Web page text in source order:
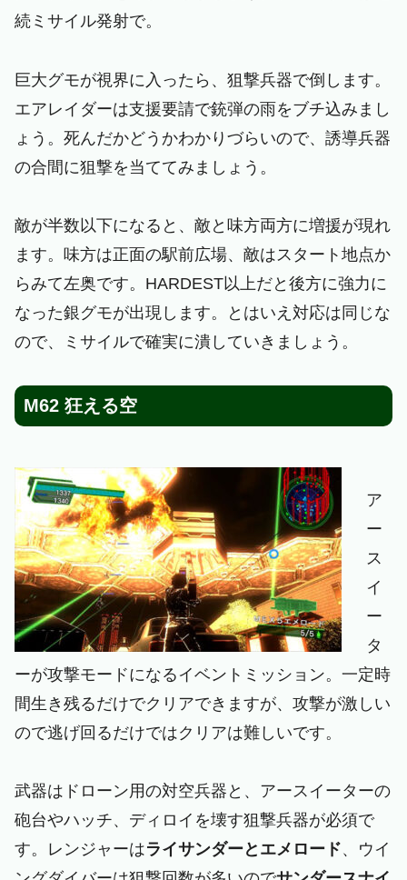
続ミサイル発射で。
巨大グモが視界に入ったら、狙撃兵器で倒します。
エアレイダーは支援要請で銃弾の雨をブチ込みまし
ょう。死んだかどうかわかりづらいので、誘導兵器
の合間に狙撃を当ててみましょう。
敵が半数以下になると、敵と味方両方に増援が現れ
ます。味方は正面の駅前広場、敵はスタート地点か
らみて左奥です。HARDEST以上だと後方に強力に
なった銀グモが出現します。とはいえ対応は同じな
ので、ミサイルで確実に潰していきましょう。
M62 狂える空
ア
ー
ス
イ
ー
タ
ーが攻撃モードになるイベントミッション。一定時
間生き残るだけでクリアできますが、攻撃が激しい
ので逃げ回るだけではクリアは難しいです。
武器はドローン用の対空兵器と、アースイーターの
砲台やハッチ、ディロイを壊す狙撃兵器が必須で
す。レンジャーはライサンダーとエメロード、ウイ